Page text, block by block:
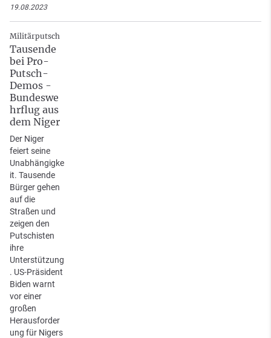
19.08.2023
Militärputsch
Tausende
bei Pro-
Putsch-
Demos -
Bundeswe
hrflug aus
dem Niger
Der Niger
feiert seine
Unabhängigke
it. Tausende
Bürger gehen
auf die
Straßen und
zeigen den
Putschisten
ihre
Unterstützung
. US-Präsident
Biden warnt
vor einer
großen
Herausforder
ung für Nigers